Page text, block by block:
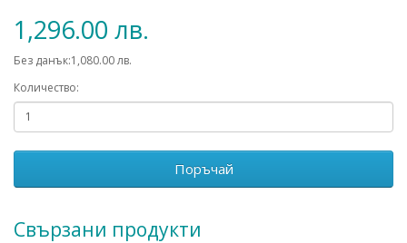
1,296.00 лв.
Без данък:1,080.00 лв.
Количество:
Поръчай
Свързани продукти